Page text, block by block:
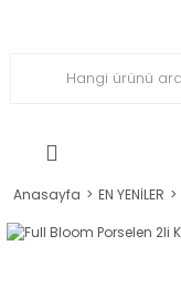
Anasayfa EN YENİLER